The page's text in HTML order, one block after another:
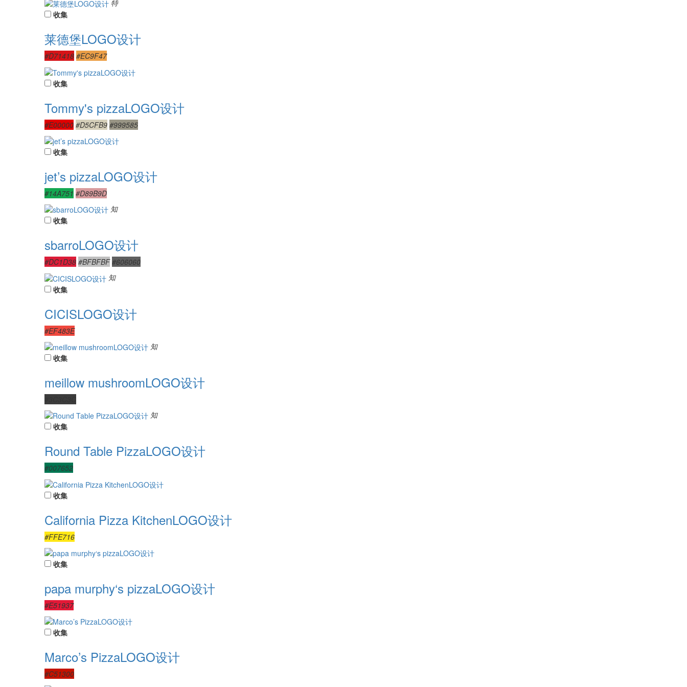
特
收集
莱德堡LOGO设计
#D71418 #EC9F47
收集
Tommy's pizzaLOGO设计
#E00000 #D5CFB9 #999585
收集
jet’s pizzaLOGO设计
#14A751 #D89B9D
知
收集
sbarroLOGO设计
#DC1D38 #BFBFBF #606060
知
收集
CICISLOGO设计
#EF483E
知
收集
meillow mushroomLOGO设计
知
收集
Round Table PizzaLOGO设计
#007652
收集
California Pizza KitchenLOGO设计
#FFE716
收集
papa murphy‘s pizzaLOGO设计
#E51937
收集
Marco’s PizzaLOGO设计
#C51300